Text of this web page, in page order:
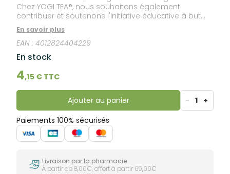
Chez YOGI TEA®, nous souhaitons également
contribuer et soutenons l'initiative éducative à but
non lucratif « Kit the Kids » de notre partenaire Cape
Natural Tea Products, située dans la région rurale de
Graafwater, en Afrique du Sud. Ce projet fournit aux
écoliers des écoles locales du matériel scolaire et
sportif, comme des sacs, des vêtements et des
chaussures, afin de favoriser un meilleur
apprentissage collectif. Savourez une tasse de thé
réconfortante et faisons une bonne action ensemble
en cette période si particulière.
En savoir plus
EAN :4012824404229
En stock
4,15 € TTC
Ajouter au panier - 1 +
Paiements 100% sécurisés
Livraison par la pharmacie
À partir de 8,00€, offert à partir 69,00€